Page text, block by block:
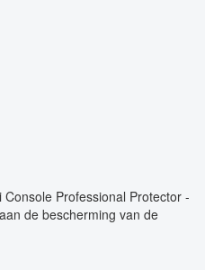
Professional Protector -
de bescherming van de